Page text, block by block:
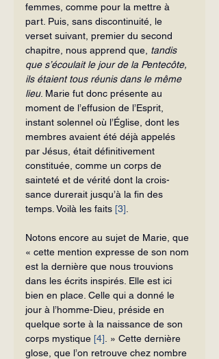
femmes, comme pour la mettre à
part. Puis, sans discontinuité, le
verset suivant, premier du se­cond
chapitre, nous apprend que, tandis
que s’écoulait le jour de la Pentecôte,
ils étaient tous réunis dans le même
lieu. Marie fut donc présente au
moment de l’effusion de l’Esprit,
instant solennel où l’Église, dont les
membres avaient été déjà appelés
par Jésus, était définitivement
constituée, comme un corps de
sainteté et de vérité dont la crois­
sance durerait jusqu’à la fin des
temps. Voilà les faits [3]
Notons encore au sujet de Marie, que
« cette mention expresse de son nom
est la dernière que nous trouvions
dans les écrits inspirés. Elle est ici
bien en place. Celle qui a donné le
jour à l’homme-Dieu, préside en
quelque sorte à la naissance de son
corps mystique [4] . » Cette dernière
glose, que l’on retrouve chez nombre